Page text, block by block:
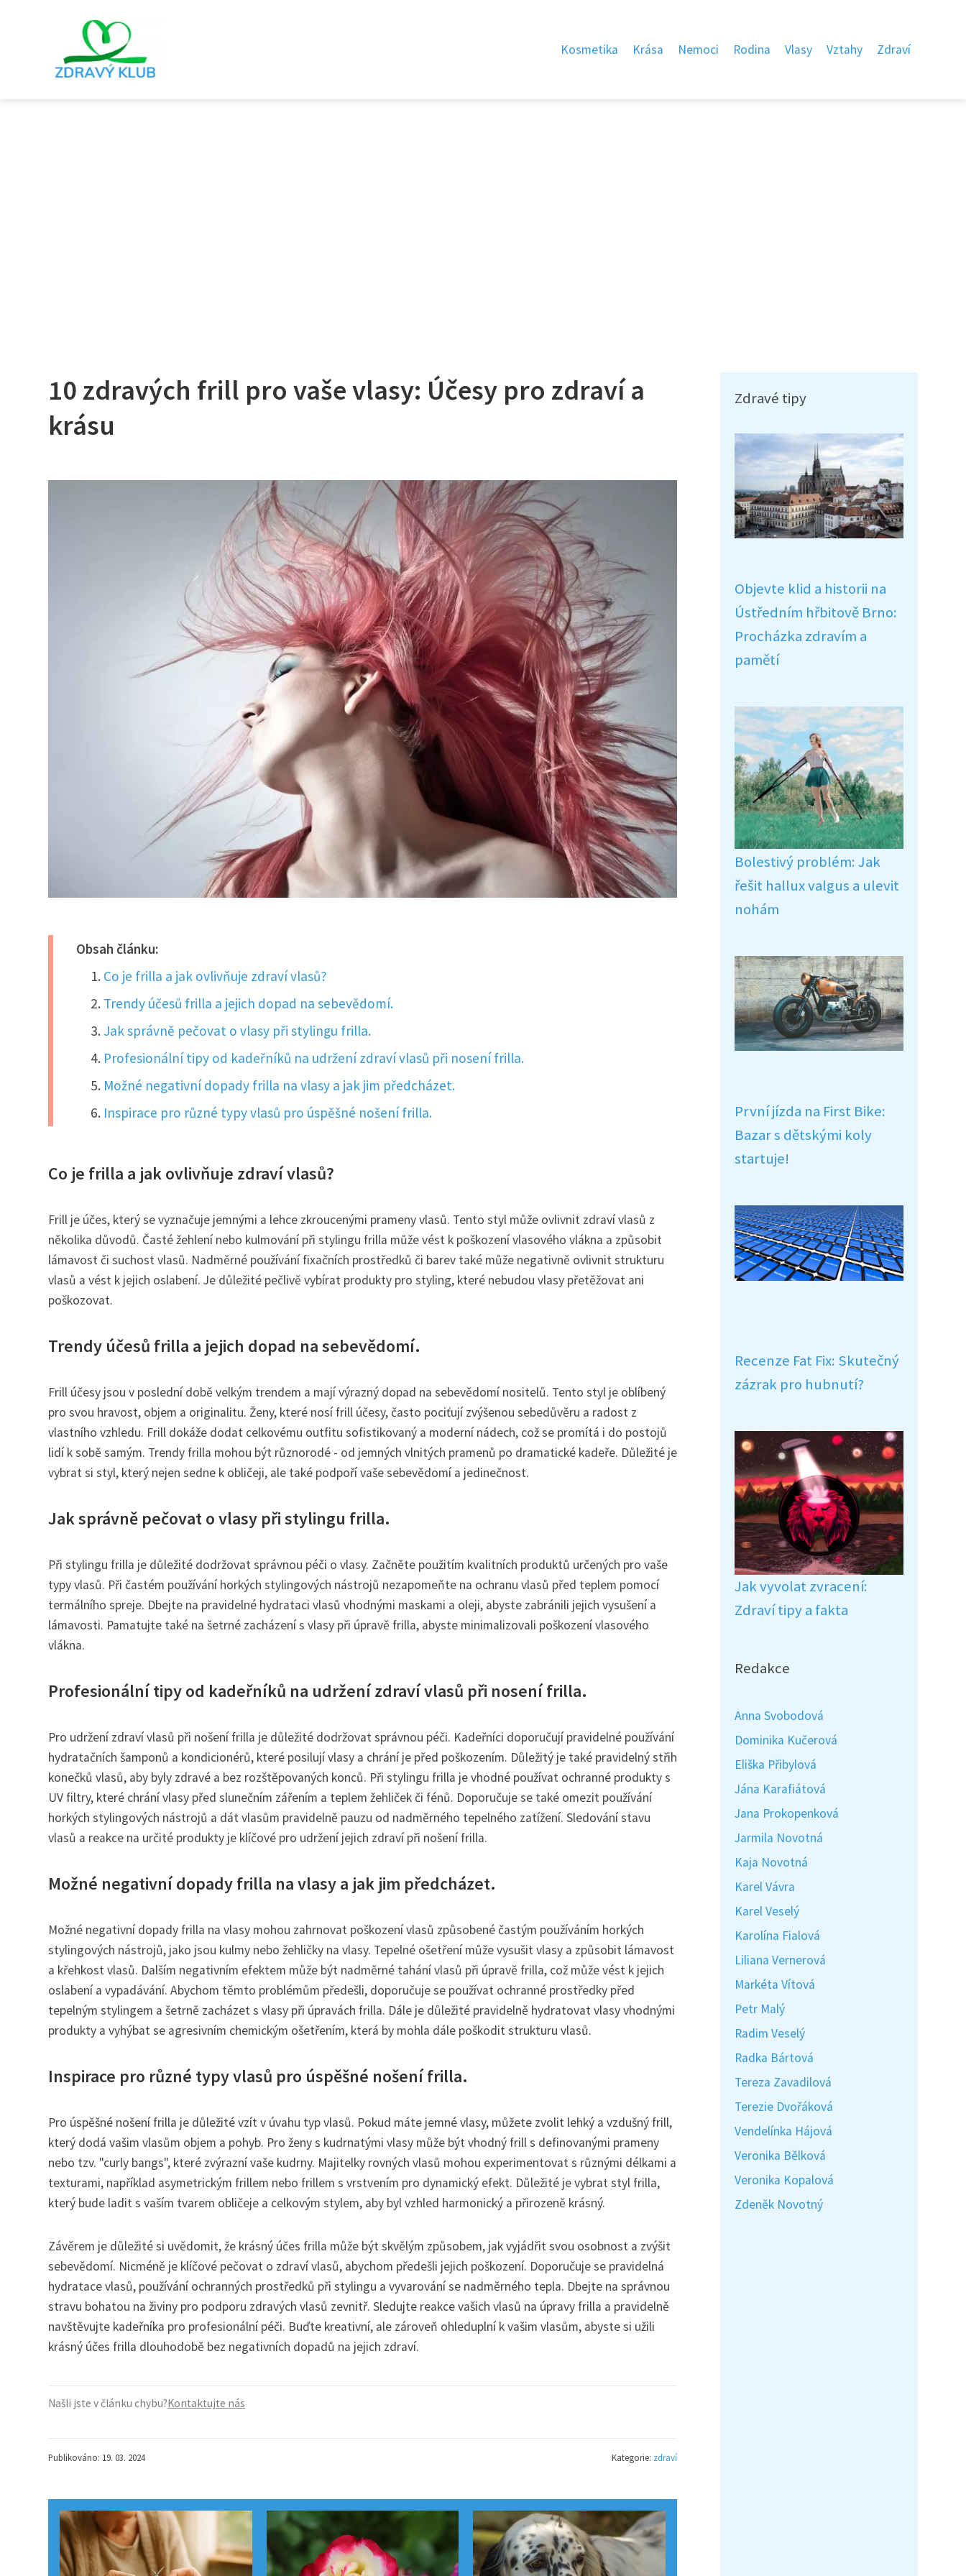
Kosmetika Krása Nemoci Rodina Vlasy Vztahy Zdraví
10 zdravých frill pro vaše vlasy: Účesy pro zdraví a
krásu
Obsah článku:
Co je frilla a jak ovlivňuje zdraví vlasů?
Trendy účesů frilla a jejich dopad na sebevědomí.
Jak správně pečovat o vlasy při stylingu frilla.
Profesionální tipy od kadeřníků na udržení zdraví vlasů při nosení frilla.
Možné negativní dopady frilla na vlasy a jak jim předcházet.
Inspirace pro různé typy vlasů pro úspěšné nošení frilla.
Co je frilla a jak ovlivňuje zdraví vlasů?
Frill je účes, který se vyznačuje jemnými a lehce zkroucenými prameny vlasů. Tento styl může ovlivnit zdraví vlasů z
několika důvodů. Časté žehlení nebo kulmování při stylingu frilla může vést k poškození vlasového vlákna a způsobit
lámavost či suchost vlasů. Nadměrné používání fixačních prostředků či barev také může negativně ovlivnit strukturu
vlasů a vést k jejich oslabení. Je důležité pečlivě vybírat produkty pro styling, které nebudou vlasy přetěžovat ani
poškozovat.
Trendy účesů frilla a jejich dopad na sebevědomí.
Frill účesy jsou v poslední době velkým trendem a mají výrazný dopad na sebevědomí nositelů. Tento styl je oblíbený
pro svou hravost, objem a originalitu. Ženy, které nosí frill účesy, často pociťují zvýšenou sebedůvěru a radost z
vlastního vzhledu. Frill dokáže dodat celkovému outfitu sofistikovaný a moderní nádech, což se promítá i do postojů
lidí k sobě samým. Trendy frilla mohou být různorodé - od jemných vlnitých pramenů po dramatické kadeře. Důležité je
vybrat si styl, který nejen sedne k obličeji, ale také podpoří vaše sebevědomí a jedinečnost.
Jak správně pečovat o vlasy při stylingu frilla.
Při stylingu frilla je důležité dodržovat správnou péči o vlasy. Začněte použitím kvalitních produktů určených pro vaše
typy vlasů. Při častém používání horkých stylingových nástrojů nezapomeňte na ochranu vlasů před teplem pomocí
termálního spreje. Dbejte na pravidelné hydrataci vlasů vhodnými maskami a oleji, abyste zabránili jejich vysušení a
lámavosti. Pamatujte také na šetrné zacházení s vlasy při úpravě frilla, abyste minimalizovali poškození vlasového
vlákna.
Profesionální tipy od kadeřníků na udržení zdraví vlasů při nosení frilla.
Pro udržení zdraví vlasů při nošení frilla je důležité dodržovat správnou péči. Kadeřníci doporučují pravidelné používání
hydratačních šamponů a kondicionérů, které posilují vlasy a chrání je před poškozením. Důležitý je také pravidelný střih
konečků vlasů, aby byly zdravé a bez rozštěpovaných konců. Při stylingu frilla je vhodné používat ochranné produkty s
UV filtry, které chrání vlasy před slunečním zářením a teplem žehliček či fénů. Doporučuje se také omezit používání
horkých stylingových nástrojů a dát vlasům pravidelně pauzu od nadměrného tepelného zatížení. Sledování stavu
vlasů a reakce na určité produkty je klíčové pro udržení jejich zdraví při nošení frilla.
Možné negativní dopady frilla na vlasy a jak jim předcházet.
Možné negativní dopady frilla na vlasy mohou zahrnovat poškození vlasů způsobené častým používáním horkých
stylingových nástrojů, jako jsou kulmy nebo žehličky na vlasy. Tepelné ošetření může vysušit vlasy a způsobit lámavost
a křehkost vlasů. Dalším negativním efektem může být nadměrné tahání vlasů při úpravě frilla, což může vést k jejich
oslabení a vypadávání. Abychom těmto problémům předešli, doporučuje se používat ochranné prostředky před
tepelným stylingem a šetrně zacházet s vlasy při úpravách frilla. Dále je důležité pravidelně hydratovat vlasy vhodnými
produkty a vyhýbat se agresivním chemickým ošetřením, která by mohla dále poškodit strukturu vlasů.
Inspirace pro různé typy vlasů pro úspěšné nošení frilla.
Pro úspěšné nošení frilla je důležité vzít v úvahu typ vlasů. Pokud máte jemné vlasy, můžete zvolit lehký a vzdušný frill,
který dodá vašim vlasům objem a pohyb. Pro ženy s kudrnatými vlasy může být vhodný frill s definovanými prameny
nebo tzv. "curly bangs", které zvýrazní vaše kudrny. Majitelky rovných vlasů mohou experimentovat s různými délkami a
texturami, například asymetrickým frillem nebo frillem s vrstvením pro dynamický efekt. Důležité je vybrat styl frilla,
který bude ladit s vaším tvarem obličeje a celkovým stylem, aby byl vzhled harmonický a přirozeně krásný.
Závěrem je důležité si uvědomit, že krásný účes frilla může být skvělým způsobem, jak vyjádřit svou osobnost a zvýšit
sebevědomí. Nicméně je klíčové pečovat o zdraví vlasů, abychom předešli jejich poškození. Doporučuje se pravidelná
hydratace vlasů, používání ochranných prostředků při stylingu a vyvarování se nadměrného tepla. Dbejte na správnou
stravu bohatou na živiny pro podporu zdravých vlasů zevnitř. Sledujte reakce vašich vlasů na úpravy frilla a pravidelně
navštěvujte kadeřníka pro profesionální péči. Buďte kreativní, ale zároveň ohleduplní k vašim vlasům, abyste si užili
krásný účes frilla dlouhodobě bez negativních dopadů na jejich zdraví.
Našli jste v článku chybu?Kontaktujte nás
Publikováno: 19. 03. 2024 Kategorie: zdraví
Zdravé tipy
Objevte klid a historii na
Ústředním hřbitově Brno:
Procházka zdravím a
pamětí
Bolestivý problém: Jak
řešit hallux valgus a ulevit
nohám
První jízda na First Bike:
Bazar s dětskými koly
startuje!
Recenze Fat Fix: Skutečný
zázrak pro hubnutí?
Jak vyvolat zvracení:
Zdraví tipy a fakta
Redakce
Anna Svobodová
Dominika Kučerová
Eliška Přibylová
Jána Karafiátová
Jana Prokopenková
Jarmila Novotná
Kaja Novotná
Karel Vávra
Karel Veselý
Karolína Fialová
Liliana Vernerová
Markéta Vítová
Petr Malý
Radim Veselý
Radka Bártová
Tereza Zavadilová
Terezie Dvořáková
Vendelínka Hájová
Veronika Bělková
Veronika Kopalová
Zdeněk Novotný